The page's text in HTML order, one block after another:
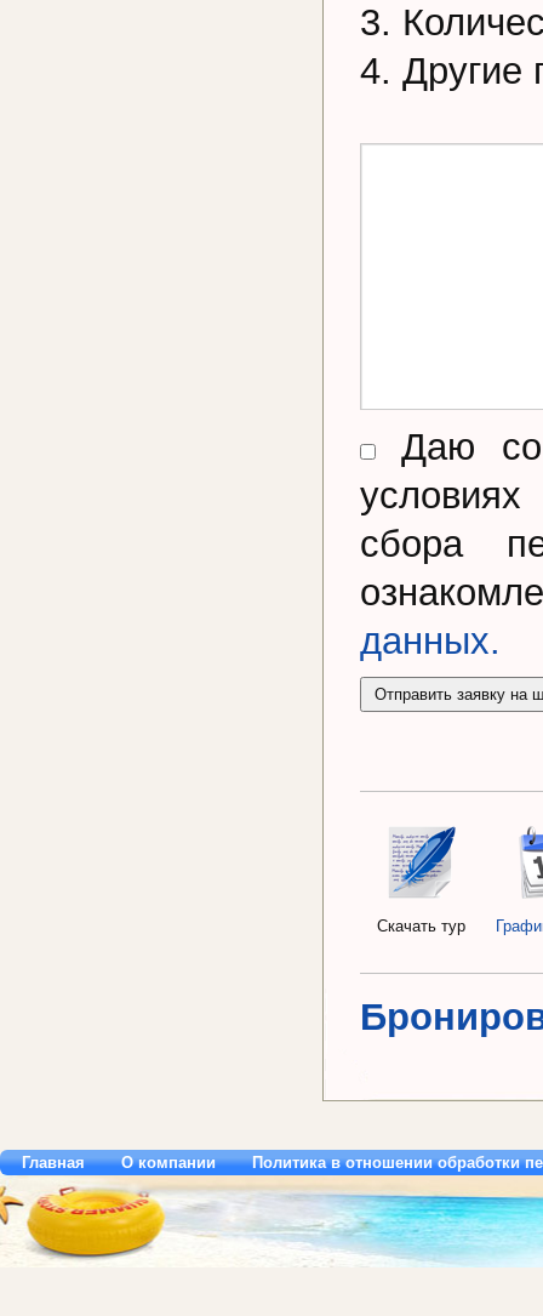
3.
4. Другие
Даю
сбора
данных.
Скачать тур
Главная О компании Политика в отношении обработки